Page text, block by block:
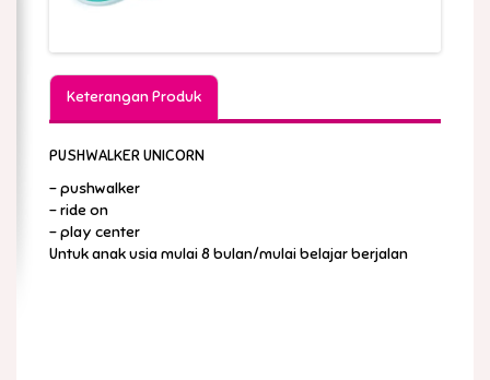
Keterangan Produk
PUSHWALKER UNICORN
- pushwalker
- ride on
- play center
Untuk anak usia mulai 8 bulan/mulai belajar berjalan